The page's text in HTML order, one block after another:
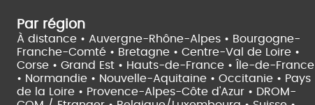
Par région
À distance • Auvergne-Rhône-Alpes • Bourgogne-
Franche-Comté • Bretagne • Centre-Val de Loire •
Corse • Grand Est • Hauts-de-France •
Île-de-France
• Normandie • Nouvelle-Aquitaine • Occitanie • Pays
de la Loire • Provence-Alpes-Côte d'Azur • DROM-